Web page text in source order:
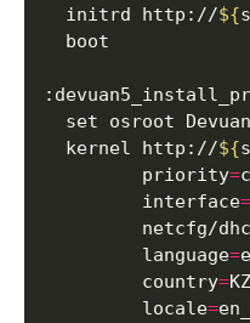
  initrd http://
${
  kernel http://
${
         priority
=
         interface
=
netcfg/
         language
=
         country
=KZ
         locale
=